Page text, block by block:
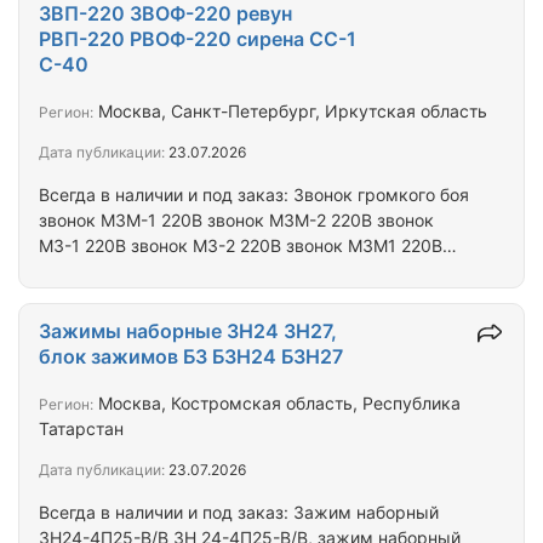
РСН-27 380В, реле РСН-27М 380В, реле РСН-30,
реле РСН-31, реле РСН-31Р, реле РСН-32, реле
РСН-32Р, реле РСН-33, реле РСН-33Р Реле
РФС-11 220В, реле РФС11 220В Реле
Всегда в наличии и под заказ: Звонок громкого боя
звонок МЗМ-1 220В звонок МЗМ-2 220В звонок
МЗ-1 220В звонок МЗ-2 220В звонок МЗМ1 220В
ЗВП220, сирена СС-1 220В сирена СС1 220В,
сирена С-11 С11 C-11 C11 С-12 С12 C-12 C12 С-13
С-40С С40 С40С СА-40А СА40А С-40М С40М
С-40Э С40Э С-40Е С40Е, сирена СА-19 СА19,
СО120А СО-120Л…
ЗВП-220 ЗВОФ-220 ревун
РВП-220 РВОФ-220 сирена СС-1
С-40
Регион: Москва, Санкт-Петербург, Иркутская область
Дата публикации: 23.07.2026
Всегда в наличии и под заказ: Зажим наборный
ЗН24-4П25-В/В ЗН 24-4П25-В/В, зажим наборный
Зажимы наборные ЗН24 ЗН27,
блок зажимов БЗ БЗН24 БЗН27
Регион: Москва, Костромская область, Республика
Татарстан
Дата публикации: 23.07.2026